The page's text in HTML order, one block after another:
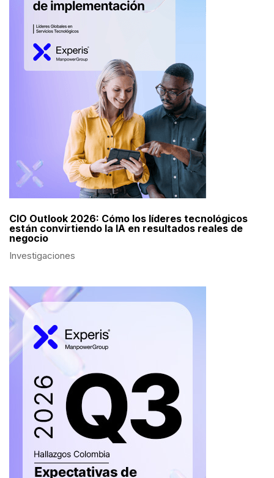
CIO Outlook 2026: Cómo los líderes tecnológicos
están convirtiendo la IA en resultados reales de
negocio
Investigaciones